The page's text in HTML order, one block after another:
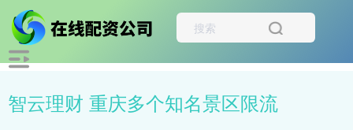
智云理财 重庆多个知名景区限流